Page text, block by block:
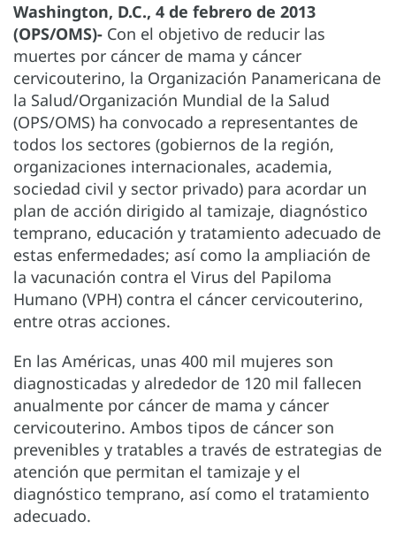
Washington, D.C., 4 de febrero de 2013
(OPS/OMS)- Con el objetivo de reducir las
muertes por cáncer de mama y cáncer
cervicouterino, la Organización Panamericana de
la Salud/Organización Mundial de la Salud
(OPS/OMS) ha convocado a representantes de
todos los sectores (gobiernos de la región,
organizaciones internacionales, academia,
sociedad civil y sector privado) para acordar un
plan de acción dirigido al tamizaje, diagnóstico
temprano, educación y tratamiento adecuado de
estas enfermedades; así como la ampliación de
la vacunación contra el Virus del Papiloma
Humano (VPH) contra el cáncer cervicouterino,
entre otras acciones.
En las Américas, unas 400 mil mujeres son
diagnosticadas y alrededor de 120 mil fallecen
anualmente por cáncer de mama y cáncer
cervicouterino. Ambos tipos de cáncer son
prevenibles y tratables a través de estrategias de
atención que permitan el tamizaje y el
diagnóstico temprano, así como el tratamiento
adecuado.